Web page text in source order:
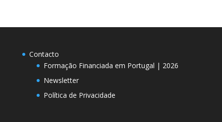
Contacto
Formação Financiada em Portugal | 2026
Newsletter
Política de Privacidade